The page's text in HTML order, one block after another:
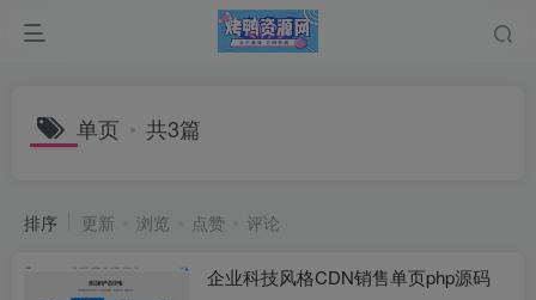
单页 共3篇
排序 更新 浏览 点赞 评论
企业科技风格CDN销售单页php源码